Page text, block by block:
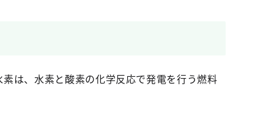
は、水素と酸素の化学反応で発電を行う燃料